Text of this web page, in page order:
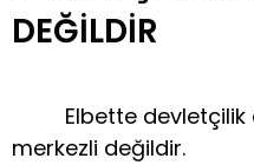
DEĞİLDİR
Elbette devletçilik
merkezli değildir.